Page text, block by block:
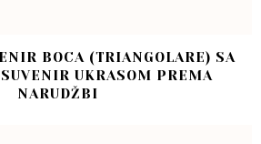
BOCA (TRIANGOLARE) SA
UKRASOM PREMA
NARUDŽBI